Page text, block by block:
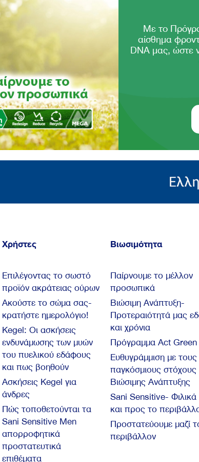
Με το
αίσθημα
DNA μας, ώστε
Χρήστες
Επιλέγοντας το σωστό
προϊόν ακράτειας ούρων
Ακούστε το σώμα σας-
κρατήστε ημερολόγιο!
Kegel: Oι ασκήσεις
ενδυνάμωσης των μυών
του πυελικού εδάφους
και πως βοηθούν
Ασκήσεις Kegel για
άνδρες
Πώς τοποθετούνται τα
Sani Sensitive Men
απορροφητικά
προστατευτικά
επιθέματα
Βιωσιμότητα
Παίρνουμε το μέλλον
προσωπικά
Βιώσιμη Ανάπτυξη-
Προτεραιότητά μας
και χρόνια
Πρόγραμμα Act Green
Ευθυγράμμιση με τους
παγκόσμιους στόχους
Βιώσιμης Ανάπτυξης
Sani Sensitive- Φιλικά
και προς το
Προστατεύουμε μαζί
περιβάλλον